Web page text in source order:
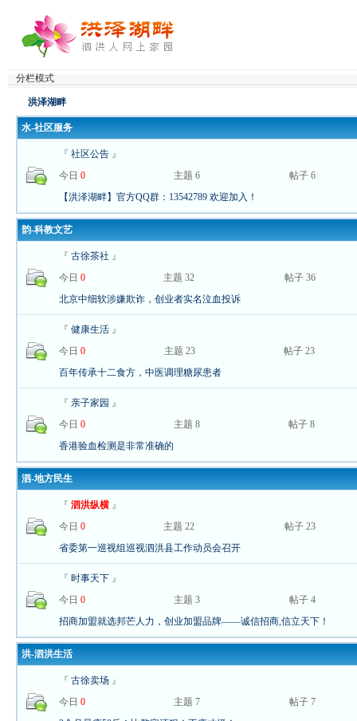
分栏模式
洪泽湖畔
水-社区服务
『 社区公告 』
今日 0 主题 6
帖子 6
【洪泽湖畔】官方QQ群：13542789 欢迎加入！
韵-科教文艺
『 古徐茶社 』
今日 0 主题 32
帖子 36
北京中细软涉嫌欺诈，创业者实名泣血投诉
『 健康生活 』
今日 0 主题 23
帖子 23
百年传承十二食方，中医调理糖尿患者
『 亲子家园 』
今日 0 主题 8
帖子 8
香港验血检测是非常准确的
泗-地方民生
『 泗洪纵横 』
今日 0 主题 22
帖子 23
省委第一巡视组巡视泗洪县工作动员会召开
『 时事天下 』
今日 0 主题 3
帖子 4
招商加盟就选邦芒人力，创业加盟品牌——诚信招商,信立天下！
洪-泗洪生活
『 古徐卖场 』
今日 0 主题 7
帖子 7